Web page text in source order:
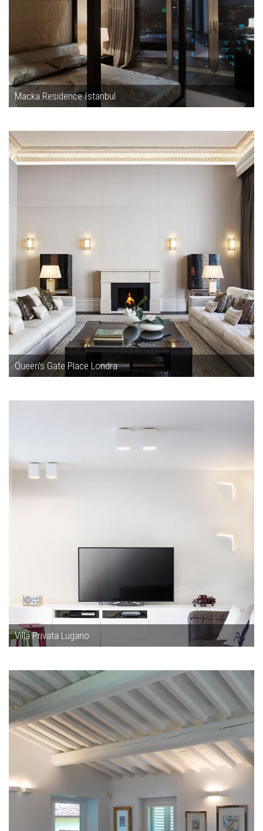
Macka Residence Istanbul
Queen's Gate Place Londra
Villa Privata Lugano